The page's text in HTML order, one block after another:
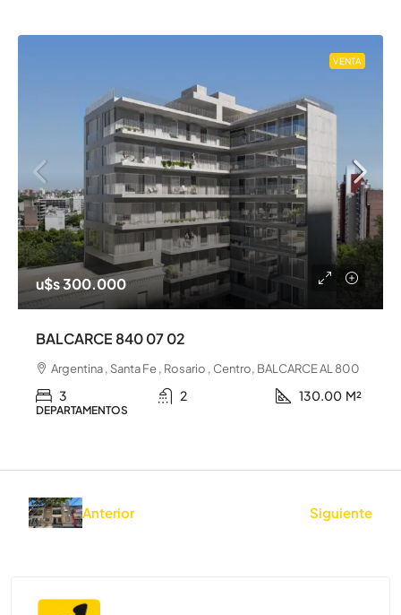
VENTA
u$s 300.000
BALCARCE 840 07 02
Argentina , Santa Fe , Rosario , Centro, BALCARCE AL 800
3 2 130.00 M²
DEPARTAMENTOS
Anterior Siguiente